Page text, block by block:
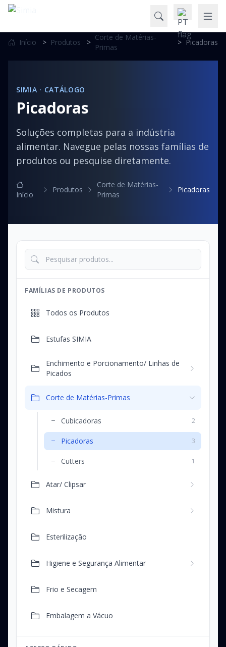
Início > Produtos >
Corte de Matérias-
Primas
> Picadoras
SIMIA · CATÁLOGO
Picadoras
Soluções completas para a indústria
alimentar. Navegue pelas nossas famílias de
produtos ou pesquise diretamente.
Início
Produtos
Corte de Matérias-
Primas
Picadoras
FAMÍLIAS DE PRODUTOS
Todos os Produtos
Estufas SIMIA
Enchimento e Porcionamento/ Linhas de
Picados
Corte de Matérias-Primas
Cubicadoras 2
Picadoras 3
Cutters 1
Atar/ Clipsar
Mistura
Esterilização
Higiene e Segurança Alimentar
Frio e Secagem
Embalagem a Vácuo